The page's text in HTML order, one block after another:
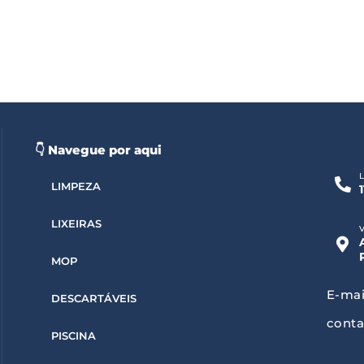
👇 Navegue por aqui
LIMPEZA
LIXEIRAS
MOP
DESCARTÁVEIS
PISCINA
E-